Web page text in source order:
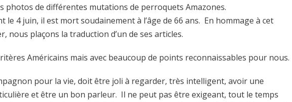
photos de différentes mutations de perroquets Amazones.
le 4 juin, il est mort soudainement à l’âge de 66 ans. En hommage à cet
nous plaçons la traduction d’un de ses articles.
Américains mais avec beaucoup de points reconnaissables pour nous.
pour la vie, doit être joli à regarder, très intelligent, avoir une
et être un bon parleur. Il ne peut pas être exigeant, tout le temps